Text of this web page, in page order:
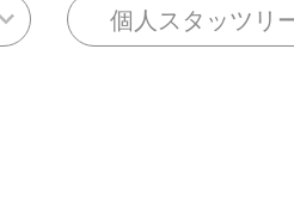
個人スタッツリ